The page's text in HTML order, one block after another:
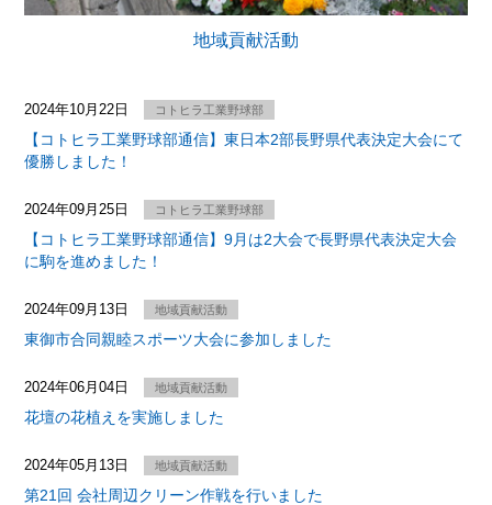
地域貢献活動
2024年10月22日 コトヒラ工業野球部
【コトヒラ工業野球部通信】東日本2部長野県代表決定大会にて
優勝しました！
2024年09月25日 コトヒラ工業野球部
【コトヒラ工業野球部通信】9月は2大会で長野県代表決定大会
に駒を進めました！
2024年09月13日 地域貢献活動
東御市合同親睦スポーツ大会に参加しました
2024年06月04日 地域貢献活動
花壇の花植えを実施しました
2024年05月13日 地域貢献活動
第21回 会社周辺クリーン作戦を行いました